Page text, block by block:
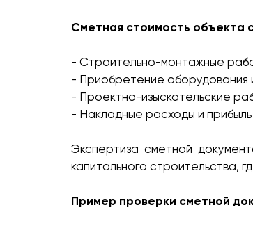
Сметная стоимость объекта
- Строительно-монтажные
- Приобретение оборудования
- Проектно-изыскательские
- Накладные расходы и
Экспертиза сметной
капитального строительства,
Пример проверки сметной